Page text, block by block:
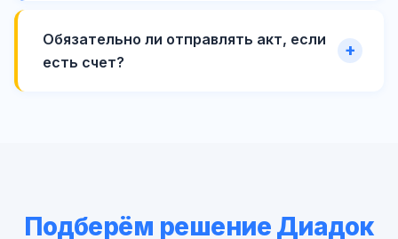
Обязательно ли отправлять акт, если
есть счет?
Подберём решение Диадок